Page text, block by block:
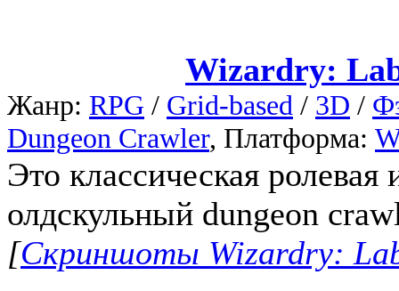
Wizardry:
Жанр: RPG / Grid-based / 3D /
Dungeon Crawler, Платформа:
Это классическая ролевая
олдскульный dungeon
[Скриншоты Wizardry: